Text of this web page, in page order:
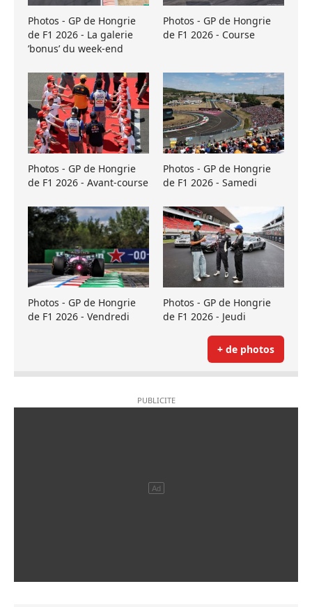
Photos - GP de Hongrie
de F1 2026 - La galerie
’bonus’ du week-end
Photos - GP de Hongrie
de F1 2026 - Course
Photos - GP de Hongrie
de F1 2026 - Avant-course
Photos - GP de Hongrie
de F1 2026 - Samedi
Photos - GP de Hongrie
de F1 2026 - Vendredi
Photos - GP de Hongrie
de F1 2026 - Jeudi
+ de photos